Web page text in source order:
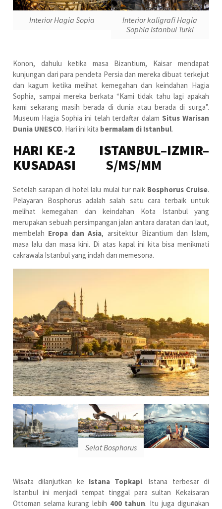
Interior Hagia Sopia
Interior kaligrafi Hagia
Sophia Istanbul Turki
Konon, dahulu ketika masa Bizantium, Kaisar mendapat
kunjungan dari para pendeta Persia dan mereka dibuat terkejut
dan kagum ketika melihat kemegahan dan keindahan Hagia
Sophia, sampai mereka berkata “Kami tidak tahu lagi apakah
kami sekarang masih berada di dunia atau berada di surga”.
Museum Hagia Sophia ini telah terdaftar dalam Situs Warisan
Dunia UNESCO. Hari ini kita bermalam di Istanbul.
HARI KE-2 ISTANBUL–IZMIR–
KUSADASI S/MS/MM
Setelah sarapan di hotel lalu mulai tur naik Bosphorus Cruise.
Pelayaran Bosphorus adalah salah satu cara terbaik untuk
melihat kemegahan dan keindahan Kota Istanbul yang
merupakan sebuah persimpangan jalan antara daratan dan laut,
membelah Eropa dan Asia, arsitektur Bizantium dan Islam,
masa lalu dan masa kini. Di atas kapal ini kita bisa menikmati
cakrawala Istanbul yang indah dan memesona.
Selat Bosphorus
Wisata dilanjutkan ke Istana Topkapi. Istana terbesar di
Istanbul ini menjadi tempat tinggal para sultan Kekaisaran
Ottoman selama kurang lebih 400 tahun. Itu juga digunakan